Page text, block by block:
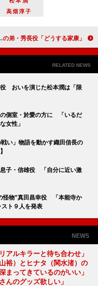
高畑淳子
「どうする家康」新キャスト７人を発表 佐藤隆太、ムロツヨシ演じる秀吉の弟・秀長役
RELATED NEWS
おいを演じた松本潤は「限
側室・於愛の方に 「いるだ
女性」
い」物語を動かす織田信長の
子・信雄役 「自分に近い激
怪物”真田昌幸役 「本能寺か
ト９人を発表
NEWS
アルキラーと待ち合わせ」
裕）とヒナタ（関水渚）の
まってきているのがいい」
んのグッズ欲しい」